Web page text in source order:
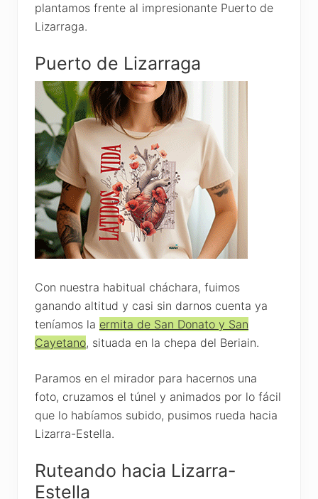
plantamos frente al impresionante Puerto de
Lizarraga.
Puerto de Lizarraga
Con nuestra habitual cháchara, fuimos
ganando altitud y casi sin darnos cuenta ya
teníamos la ermita de San Donato y San
Cayetano, situada en la chepa del Beriain.
Paramos en el mirador para hacernos una
foto, cruzamos el túnel y animados por lo fácil
que lo habíamos subido, pusimos rueda hacia
Lizarra-Estella.
Ruteando hacia Lizarra-
Estella